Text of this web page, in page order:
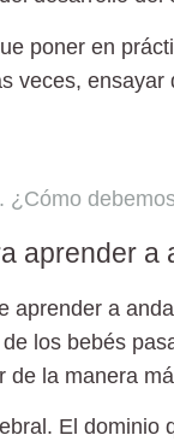
poner en
veces,
¿Cómo
aprender a
aprender a
los bebés
de la manera
. El dominio